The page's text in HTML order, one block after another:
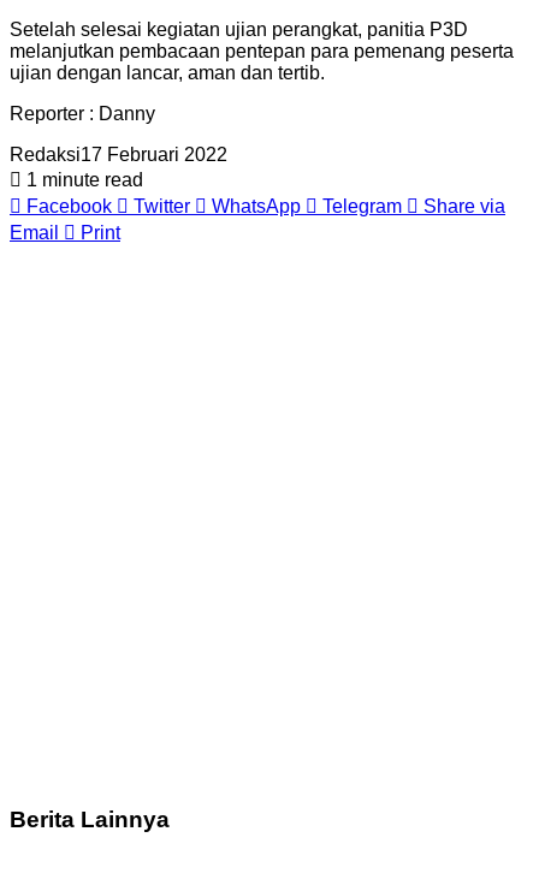
Setelah selesai kegiatan ujian perangkat, panitia P3D
melanjutkan pembacaan pentepan para pemenang peserta
ujian dengan lancar, aman dan tertib.
Reporter : Danny
Redaksi17 Februari 2022
1 minute read
Facebook
Twitter WhatsApp Telegram
Share via
Email
Print
Berita Lainnya